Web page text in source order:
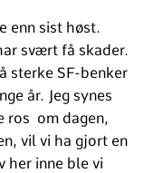
enn sist høst.
svært få skader.
sterke SF-benker
år. Jeg synes
ros om dagen,
vil vi ha gjort en
her inne ble vi